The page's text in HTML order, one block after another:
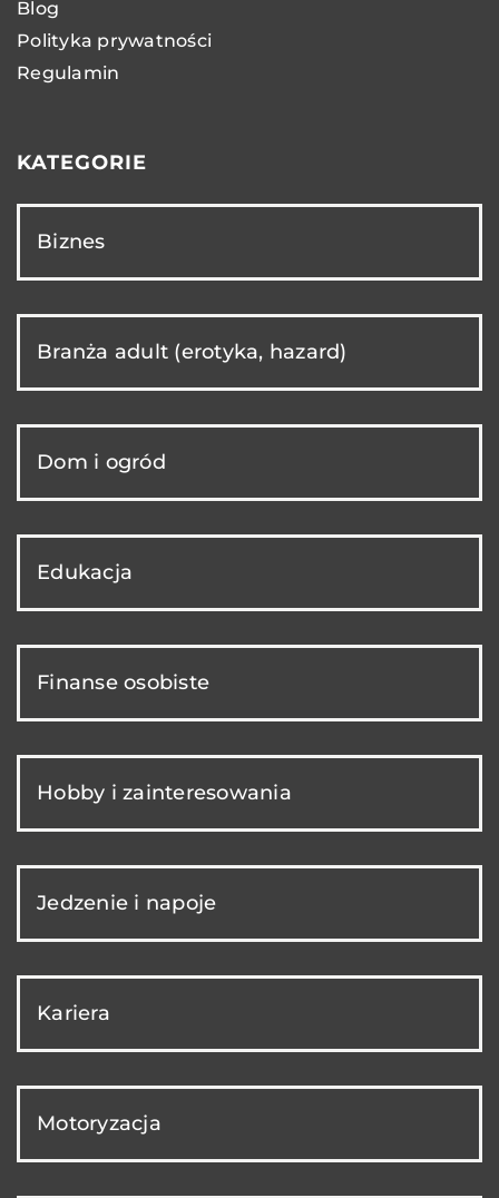
Blog
Polityka prywatności
Regulamin
KATEGORIE
Biznes
Branża adult (erotyka, hazard)
Dom i ogród
Edukacja
Finanse osobiste
Hobby i zainteresowania
Jedzenie i napoje
Kariera
Motoryzacja